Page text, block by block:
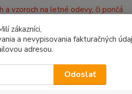
a vzoroch na letné odevy, či pončá
zákazníci,
a nevypisovania fakturačných
adresou.
Odoslať